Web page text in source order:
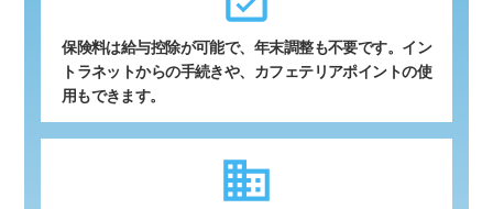
保険料は給与控除が可能で、年末調整も不要です。イン
トラネットからの手続きや、カフェテリアポイントの使
用もできます。
business